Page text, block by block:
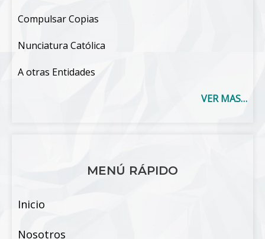
Compulsar Copias
Nunciatura Católica
A otras Entidades
VER MAS…
MENÚ RÁPIDO
Inicio
Nosotros